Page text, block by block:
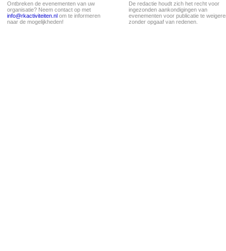
Ontbreken de evenementen van uw
organisatie? Neem contact op met
info@rkactiviteiten.nl om te informeren
naar de mogelijkheden!
De redactie houdt zich het recht voor
ingezonden aankondigingen van
evenementen voor publicatie te
zonder opgaaf van redenen.